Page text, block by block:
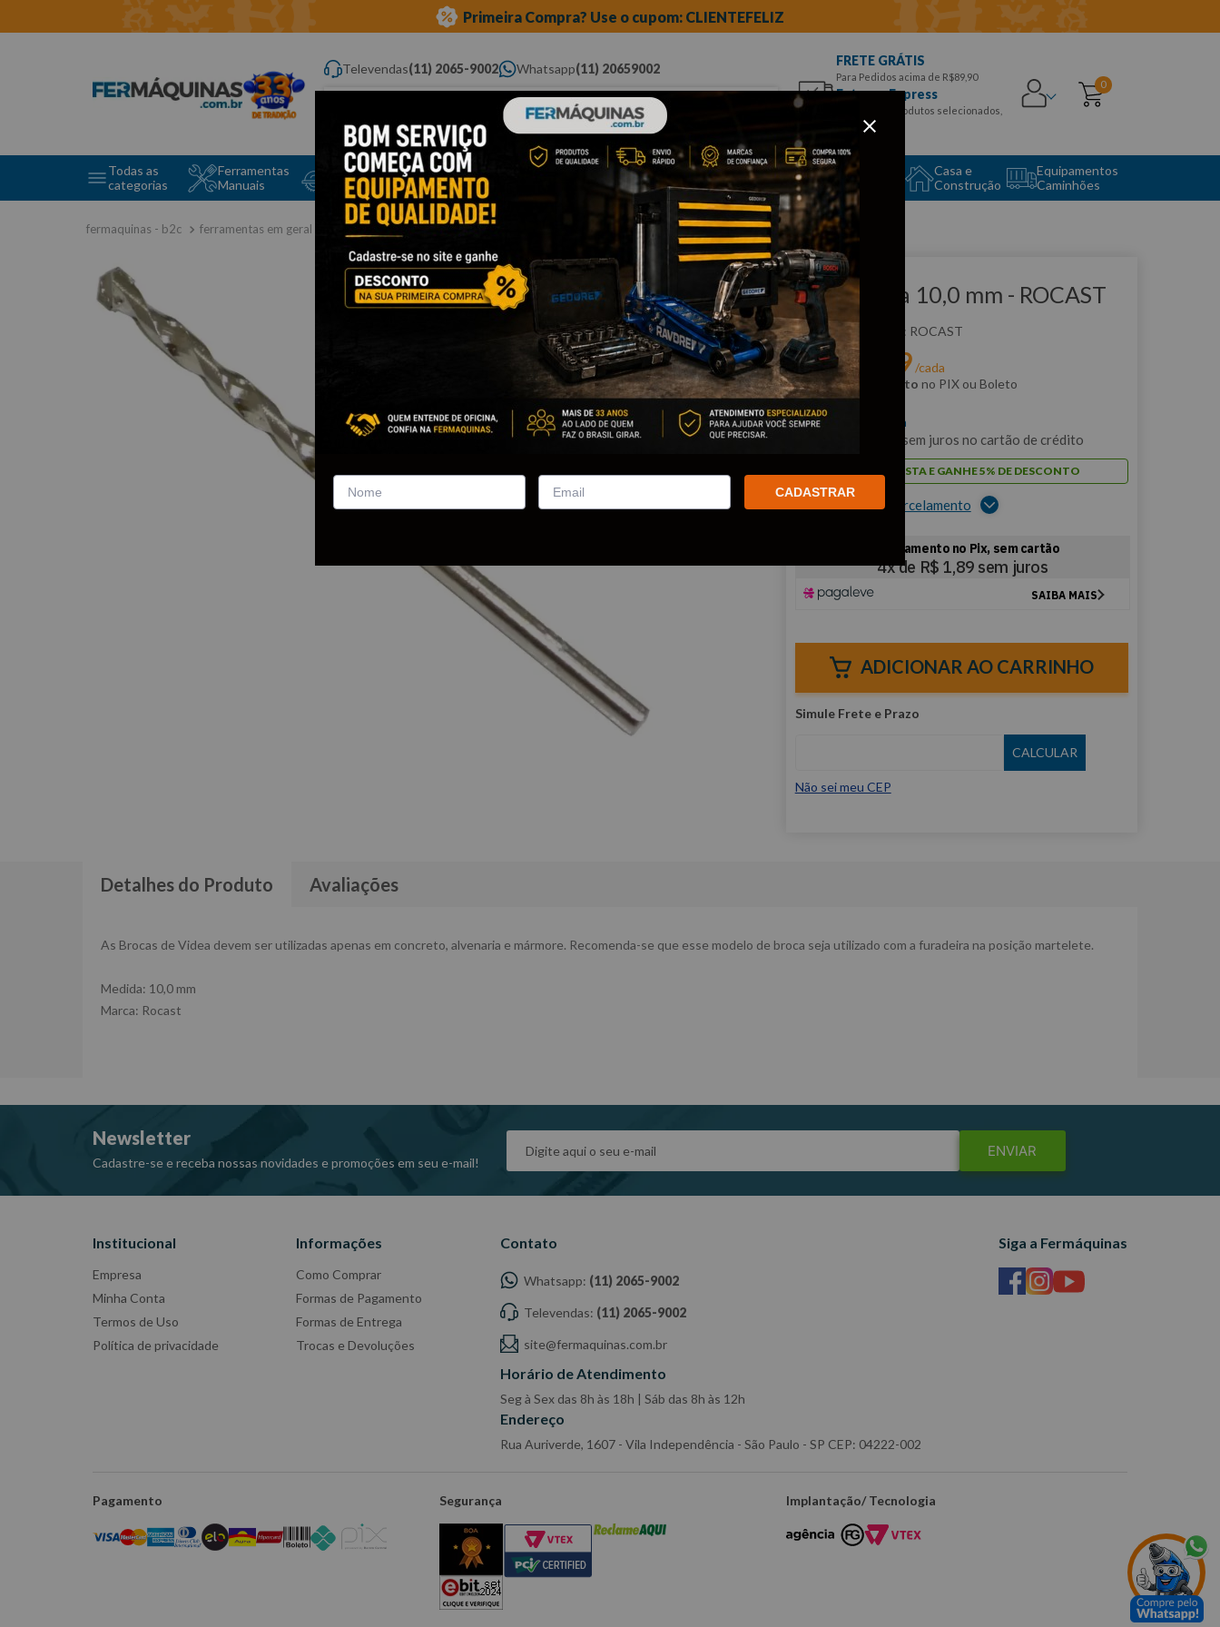
Primeira Compra? Use o cupom: CLIENTEFELIZ
Televendas(11) 2065-9002 Whatsapp(11) 20659002
Digite aqui o que você procura...
FRETE GRÁTIS
Para Pedidos acima de R$89,90
Entrega Express
para CEPS e produtos selecionados,
Aproveite!
0
Todas as
categorias
Ferramentas
Manuais
Ferramentas Elétricas
e Máquinas
Ferramentas
Ferramentas
Automotivas Especiais
Equipamento
Auto Center
Casa e
Construção
Equipamentos
Caminhões
ferramentas em geral brocas broca para concreto
Clique e veja!
Broca Vídia 10,0 mm - ROCAST
160007 ROCAST
Por: R$ 19/cada
com5% de desconto no PIX ou Boleto
R$ /cada
sem juros no cartão de crédito
PAGUE À VISTA E GANHE 5% DE DESCONTO
Ver opções de parcelamento
ADICIONAR AO CARRINHO
Não sei meu CEP
Detalhes do Produto Avaliações
As Brocas de Videa devem ser utilizadas apenas em concreto, alvenaria e mármore. Recomenda-se que esse modelo de broca seja utilizado com a furadeira na posição martelete.
Medida: 10,0 mm
Marca: Rocast
Newsletter
Cadastre-se e receba nossas novidades e promoções em seu e-mail!
ENVIAR
Institucional
Empresa
Minha Conta
Termos de Uso
Política de privacidade
Informações
Como Comprar
Formas de Pagamento
Formas de Entrega
Trocas e Devoluções
Contato
Whatsapp: (11) 2065-9002
Televendas: (11) 2065-9002
site@fermaquinas.com.br
Horário de Atendimento
Seg à Sex das 8h às 18h | Sáb das 8h às 12h
Endereço
Rua Auriverde, 1607 - Vila Independência - São Paulo - SP CEP: 04222-002
Siga a Fermáquinas
Pagamento Segurança Implantação/ Tecnologia
CADASTRAR